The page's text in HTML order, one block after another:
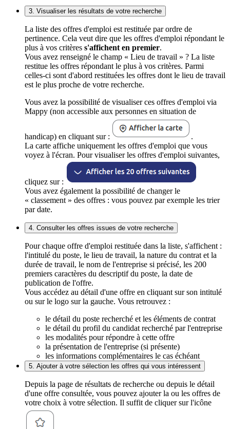
3. Visualiser les résultats de votre recherche
La liste des offres d'emploi est restituée par ordre de
pertinence. Cela veut dire que les offres d'emploi répondant le
plus à vos critères s'affichent en premier.
Vous avez renseigné le champ « Lieu de travail » ? La liste
restitue les offres répondant le plus à vos critères. Parmi
celles-ci sont d'abord restituées les offres dont le lieu de travail
est le plus proche de votre recherche.
Vous avez la possibilité de visualiser ces offres d'emploi via
Mappy (non accessible aux personnes en situation de
handicap) en cliquant sur :
.
La carte affiche uniquement les offres d'emploi que vous
voyez à l'écran. Pour visualiser les offres d'emploi suivantes,
cliquez sur :
Vous avez également la possibilité de changer le
« classement » des offres : vous pouvez par exemple les trier
par date.
4. Consulter les offres issues de votre recherche
Pour chaque offre d'emploi restituée dans la liste, s'affichent :
l'intitulé du poste, le lieu de travail, la nature du contrat et la
durée de travail, le nom de l'entreprise si précisé, les 200
premiers caractères du descriptif du poste, la date de
publication de l'offre.
Vous accédez au détail d'une offre en cliquant sur son intitulé
ou sur le logo sur la gauche. Vous retrouvez :
le détail du poste recherché et les éléments de contrat
le détail du profil du candidat recherché par l'entreprise
les modalités pour répondre à cette offre
la présentation de l'entreprise (si présente)
les informations complémentaires le cas échéant
5. Ajouter à votre sélection les offres qui vous intéressent
Depuis la page de résultats de recherche ou depuis le détail
d'une offre consultée, vous pouvez ajouter la ou les offres de
votre choix à votre sélection. Il suffit de cliquer sur l'icône